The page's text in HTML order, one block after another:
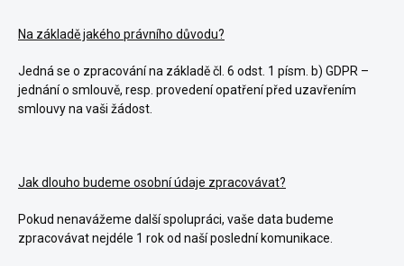
Na základě jakého právního důvodu?
Jedná se o zpracování na základě čl. 6 odst. 1 písm. b) GDPR –
jednání o smlouvě, resp. provedení opatření před uzavřením
smlouvy na vaši žádost.
Jak dlouho budeme osobní údaje zpracovávat?
Pokud nenavážeme další spolupráci, vaše data budeme
zpracovávat nejdéle 1 rok od naší poslední komunikace.